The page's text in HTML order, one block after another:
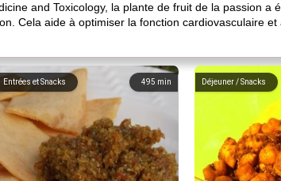
and Toxicology, la plante de fruit de la passion a
Cela aide à optimiser la fonction cardiovasculaire
495 min
Entrées et Snacks Déjeuner / Snacks